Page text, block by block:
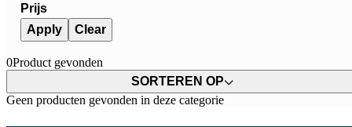
Prijs
Apply
Clear
0Product gevonden
SORTEREN OP
Geen producten gevonden in deze categorie